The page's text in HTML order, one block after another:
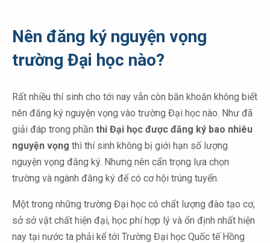
Nên đăng ký nguyện vọng
trường Đại học nào?
Rất nhiều thí sinh cho tới nay vẫn còn băn khoăn không biết
nên đăng ký nguyện vọng vào trường Đại học nào. Như đã
giải đáp trong phần thi Đại học được đăng ký bao nhiêu
nguyện vọng thì thí sinh không bị giới hạn số lượng
nguyện vọng đăng ký. Nhưng nên cẩn trọng lựa chọn
trường và ngành đăng ký để có cơ hội trúng tuyển.
Một trong những trường Đại học có chất lượng đào tạo cơ,
sở sở vật chất hiện đại, học phí hợp lý và ổn định nhất hiện
nay tại nước ta phải kể tới Trường Đại học Quốc tế Hồng